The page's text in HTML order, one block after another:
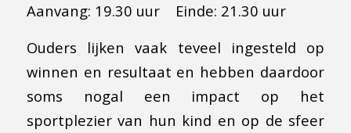
Aanvang: 19.30 uur Einde: 21.30 uur
Ouders lijken vaak teveel ingesteld op
winnen en resultaat en hebben daardoor
soms nogal een impact op het
sportplezier van hun kind en op de sfeer